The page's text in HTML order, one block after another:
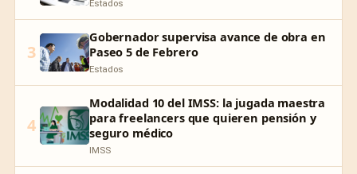
Estados
3
Gobernador supervisa avance de obra en
Paseo 5 de Febrero
Estados
4
Modalidad 10 del IMSS: la jugada maestra
para freelancers que quieren pensión y
seguro médico
IMSS